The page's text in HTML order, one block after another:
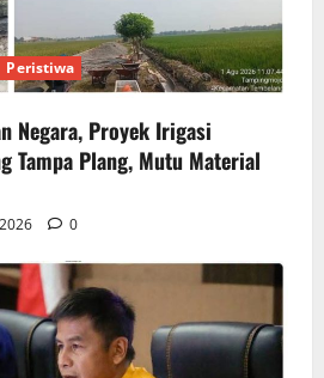
Peristiwa
Negara, ​Proyek Irigasi
Tampa Plang, Mutu Material
0